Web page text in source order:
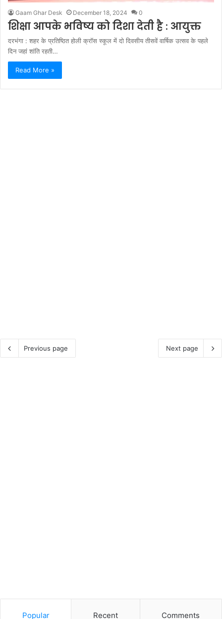
Gaam Ghar Desk December 18, 2024 0
शिक्षा आपके भविष्य को दिशा देती है : आयुक्त
दरभंगा : शहर के प्रतिष्ठित होली क्रॉस स्कूल में दो दिवसीय तीसवें वार्षिक उत्सव के पहले
दिन जहां शांति रहती…
Read More »
Previous page Next page
Popular Recent Comments